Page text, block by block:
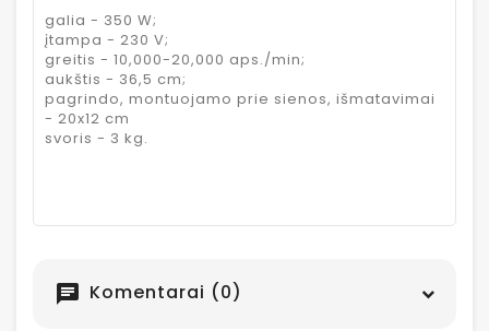
galia - 350 W;
įtampa - 230 V;
greitis - 10,000-20,000 aps./min;
aukštis - 36,5 cm;
pagrindo, montuojamo prie sienos, išmatavimai
- 20x12 cm
svoris - 3 kg.
chat Komentarai (0)